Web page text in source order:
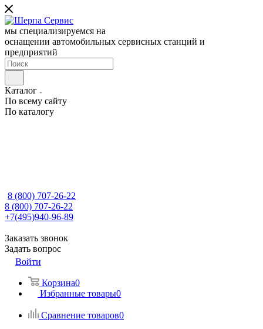
мы специализируемся на
оснащении автомобильных сервисных станций и
предприятий
Каталог
По всему сайту
По каталогу
8 (800) 707-26-22
8 (800) 707-26-22
+7(495)940-96-89
Заказать звонок
Задать вопрос
Войти
Корзина0
Избранные товары0
Сравнение товаров0